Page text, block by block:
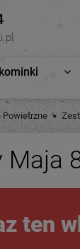
Powietrzne
ten